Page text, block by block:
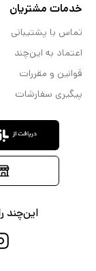
خدمات مشتریان
تماس با پشتیبانی
اعتماد به این‌چند
قوانین و مقررات
پیگیری سفارشات
این‌چند